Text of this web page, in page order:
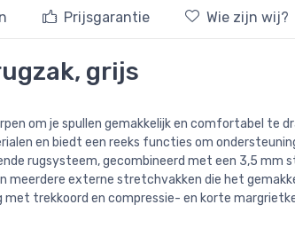
Prijsgarantie Wie zijn wij?
grijs
om je spullen gemakkelijk en comfortabel te
en biedt een reeks functies om
rugsysteem, gecombineerd met een 3,5
externe stretchvakken die het
met trekkoord en compressie- en korte